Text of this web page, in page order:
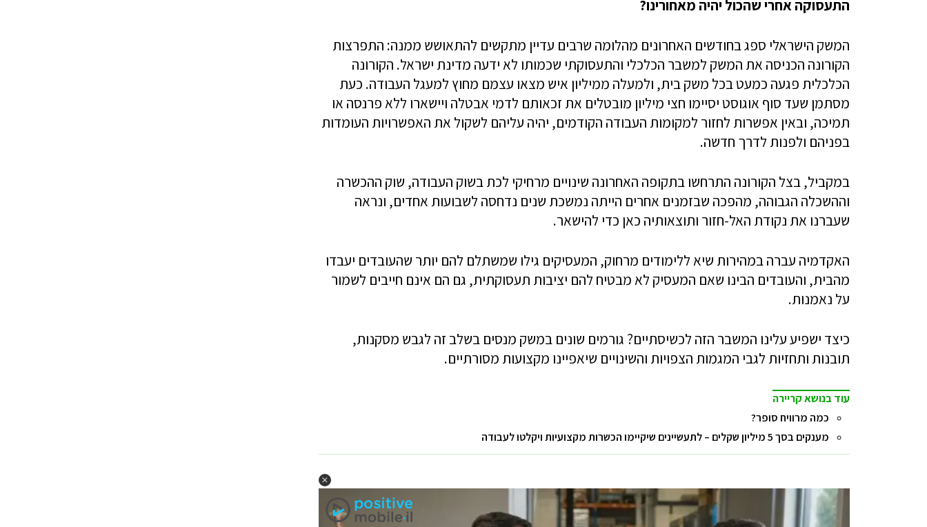
התעסוקה אחרי שהכול יהיה מאחורינו?
המשק הישראלי ספג בחודשים האחרונים מהלומה שרבים עדיין מתקשים להתאושש ממנה: התפרצות
הקורונה הכניסה את המשק למשבר הכלכלי והתעסוקתי שכמותו לא ידעה מדינת ישראל. הקורונה
הכלכלית פגעה כמעט בכל משק בית, ולמעלה ממיליון איש מצאו עצמם מחוץ למעגל העבודה. כעת
מסתמן שעד סוף אוגוסט יסיימו חצי מיליון מובטלים את זכאותם לדמי אבטלה ויישארו ללא פרנסה או
תמיכה, ובאין אפשרות לחזור למקומות העבודה הקודמים, יהיה עליהם לשקול את האפשרויות העומדות
בפניהם ולפנות לדרך חדשה.
במקביל, בצל הקורונה התרחשו בתקופה האחרונה שינויים מרחיקי לכת בשוק העבודה, שוק ההכשרה
וההשכלה הגבוהה, מהפכה שבזמנים אחרים הייתה נמשכת שנים נדחסה לשבועות אחדים, ונראה
שעברנו את נקודת האל-חזור ותוצאותיה כאן כדי להישאר.
האקדמיה עברה במהירות שיא ללימודים מרחוק, המעסיקים גילו שמשתלם להם יותר שהעובדים יעבדו
מהבית, והעובדים הבינו שאם המעסיק לא מבטיח להם יציבות תעסוקתית, גם הם אינם חייבים לשמור
על נאמנות.
כיצד ישפיע עלינו המשבר הזה לכשיסתיים? גורמים שונים במשק מנסים בשלב זה לגבש מסקנות,
תובנות ותחזיות לגבי המגמות הצפויות והשינויים שיאפיינו מקצועות מסורתיים.
עוד בנושא קריירה
כמה מרוויח סופר?
מענקים בסך 5 מיליון שקלים – לתעשיינים שיקיימו הכשרות מקצועיות ויקלטו לעבודה